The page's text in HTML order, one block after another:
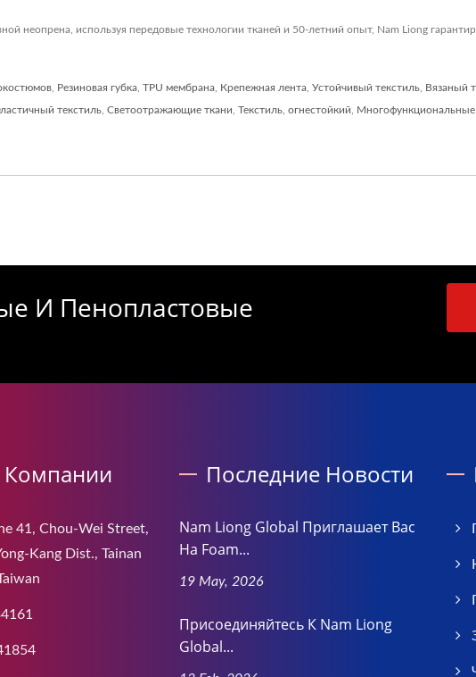
неопрена, используя передовые технологии тканей и 50-летний опыт, Nam Liong
Резиновая губка TPU мембрана Крепежная лента Устойчивый текстиль Вязаный
текстиль Светоотражающие ткани Текстиль, огнестойкий Многофункциональные
И Пенопластовые
Компании
41, Chou-Wei Street,
Kang Dist., Tainan
Последние Новости
Nam Liong Global Приглашает Вас
На Foam...
19 May, 2026
Присоединяйтесь К Nam Liong
Global...